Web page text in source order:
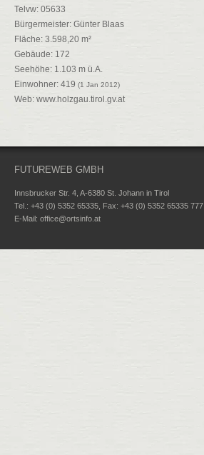
Telvw: 05633
Bürgermeister: Günter Blaas
Fläche: 3.598,20 m²
Gebäude: 172
Seehöhe: 1.103 m ü.A.
Einwohner: 419 (1 Jan 2012)
Web: www.holzgau.tirol.gv.at
FUTUREWEB GMBH
Innsbrucker Str. 4, A-6380 St. Johann in Tirol
Tel.: +43 (0) 5352 65335, Fax: +43 (0) 5352 65335 777
E-Mail: office@ortsinfo.at